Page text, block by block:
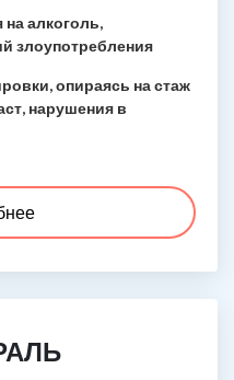
алкоголь,
злоупотребления
опираясь на стаж
нарушения в